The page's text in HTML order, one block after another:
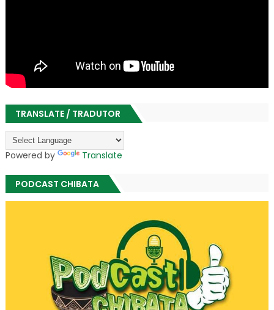
TRANSLATE / TRADUTOR
Powered by Translate
PODCAST CHIBATA